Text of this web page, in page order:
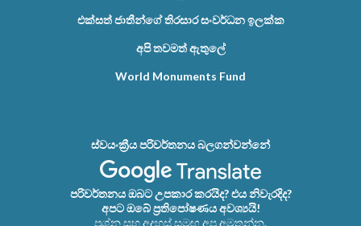
එක්සත් ජාතීන්ගේ තිරසාර සංවර්ධන ඉලක්ක
අපි තවමත් ඇතුලේ
World Monuments Fund
ස්වයංක්‍රීය පරිවර්තනය බලගන්වන්නේ
පරිවර්තනය ඔබට උපකාර කරයිද? එය නිවැරදිද?
අපට ඔබේ ප්‍රතිපෝෂණය අවශ්‍යයි!
ප්‍රශ්න සහ අදහස් සමඟ අප අමතන්න.